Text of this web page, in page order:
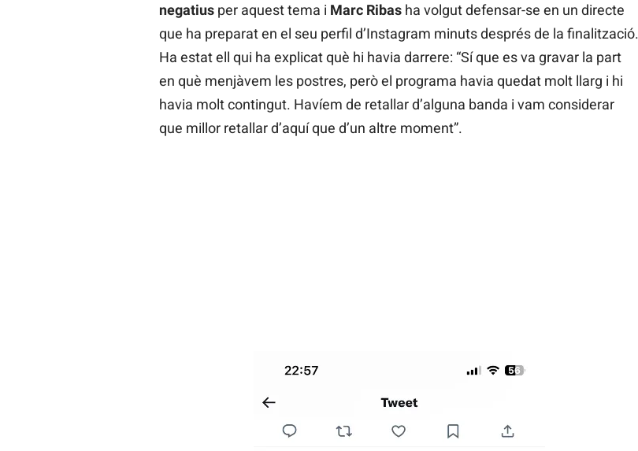
negatiusper aquest tema i Marc Ribasha volgut defensar-se en un directe
que ha preparat en el seu perfil d’Instagram minuts després de la finalització.
Ha estat ell qui ha explicat què hi havia darrere: “Sí que es va gravar la part
en què menjàvem les postres, però el programa havia quedat molt llarg i hi
havia molt contingut. Havíem de retallar d’alguna banda i vam considerar
que millor retallar d’aquí que d’un altre moment”.